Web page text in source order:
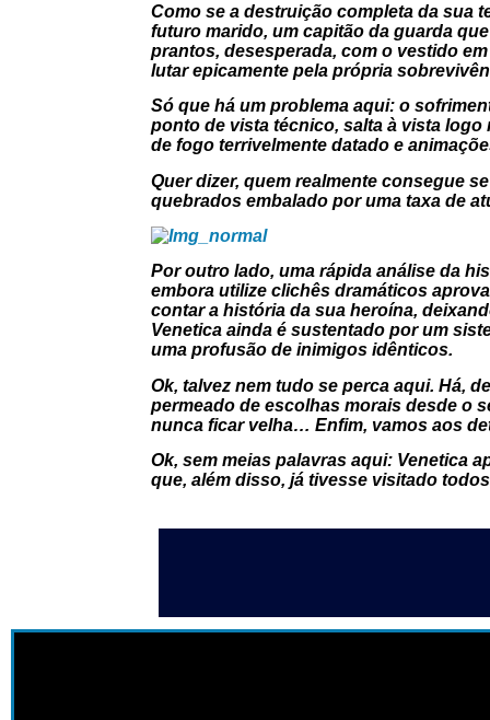
Como se a destruição completa da sua
futuro marido, um capitão da guarda
prantos, desesperada, com o vestido
lutar epicamente pela própria
Só que há um problema aqui: o
ponto de vista técnico, salta à vista
de fogo terrivelmente datado e
Quer dizer, quem realmente consegue
quebrados embalado por uma taxa de
Por outro lado, uma rápida análise da
embora utilize clichês dramáticos
contar a história da sua heroína,
Venetica ainda é sustentado por um
uma profusão de inimigos idênticos.
Ok, talvez nem tudo se perca aqui. Há,
permeado de escolhas morais desde o
nunca ficar velha… Enfim, vamos aos
Ok, sem meias palavras aqui: Venetica
que, além disso, já tivesse visitado